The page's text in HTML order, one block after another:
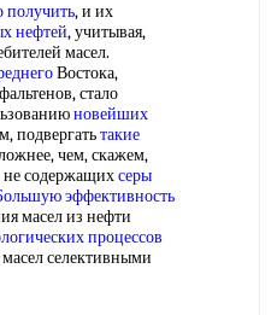
, и их
нефтей, учитывая,
масел.
Востока,
стало
новейших
подвергатьтакие
чем, скажем,
не содержащихсеры
эффективность
масел из нефти
процессов
селективными